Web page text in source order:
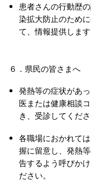
患者さんの行動歴
染拡大防止のため
て、情報提供します
６．県民の皆さまへ
発熱等の症状があ
医または健康相談
き、受診してくださ
各職場におかれて
握に留意し、発熱
告するよう呼びか
ださい。